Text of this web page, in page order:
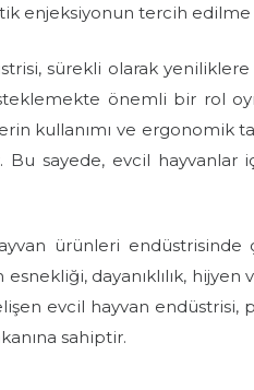
enjeksiyonun tercih edilme
sürekli olarak
önemli bir rol
kullanımı ve ergonomik
Bu sayede, evcil
ürünleri
dayanıklılık,
evcil hayvan endüstrisi,
sahiptir.